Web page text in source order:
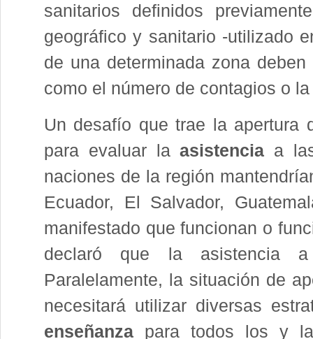
sanitarios definidos
geográfico y sanitario -utilizado
de una determinada zona
como el número de contagios o
Un desafío que trae la apertura
para evaluar laasistencia a
naciones de la región
Ecuador, El Salvador,
manifestado que funcionan o
declaró que la asistencia a
Paralelamente, la situación de
necesitará utilizar diversas
enseñanza para todos los y